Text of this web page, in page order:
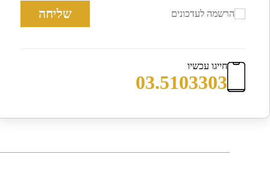
הרשמה לעדכונים שליחה
חייגו עכשיו
03.5103303